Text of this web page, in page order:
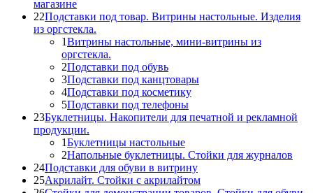
магазине
22Подставки под товар. Витрины настольные. Изделия
из оргстекла.
1Витрины настольные, мини-витрины из
оргстекла.
2Подставки под обувь
3Подставки под канцтовары
4Подставки под косметику
5Подставки под телефоны
23Буклетницы. Накопители для печатной и рекламной
продукции.
1Буклетницы настольные
2Напольные буклетницы. Стойки для журналов
24Подставки для обуви в витрину
25Акрилайт. Стойки с акрилайтом